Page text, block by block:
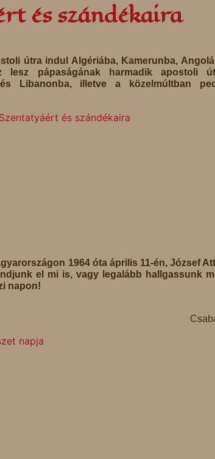
és szándékaira
útra indul Algériába, Kamerunba,
lesz pápaságának harmadik apostoli
Libanonba, illetve a közelmúltban
és szándékaira
1964 óta április 11-én, József
el mi is, vagy legalább hallgassunk
napon!
napja